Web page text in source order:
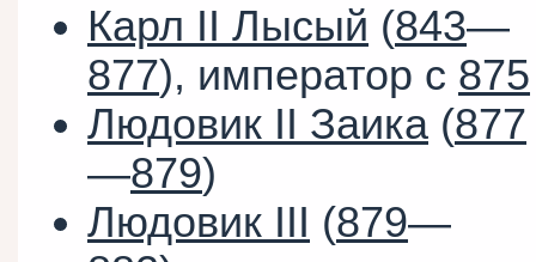
Карл II Лысый (843—
877), император с 875
Людовик II Заика (877
—879)
Людовик III (879—